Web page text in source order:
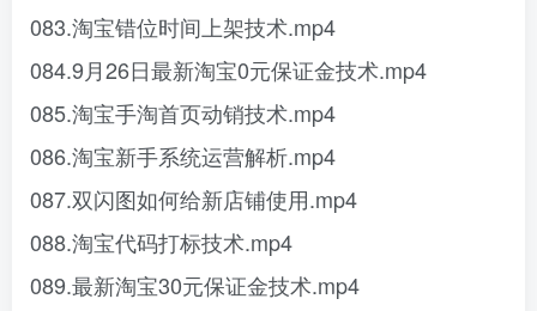
083.淘宝错位时间上架技术.mp4
084.9月26日最新淘宝0元保证金技术.mp4
085.淘宝手淘首页动销技术.mp4
086.淘宝新手系统运营解析.mp4
087.双闪图如何给新店铺使用.mp4
088.淘宝代码打标技术.mp4
089.最新淘宝30元保证金技术.mp4